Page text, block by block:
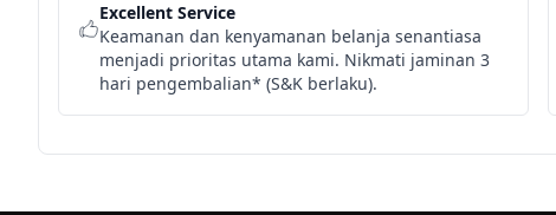
Excellent Service
Keamanan dan kenyamanan belanja senantiasa
menjadi prioritas utama kami. Nikmati jaminan 3
hari pengembalian* (S&K berlaku).